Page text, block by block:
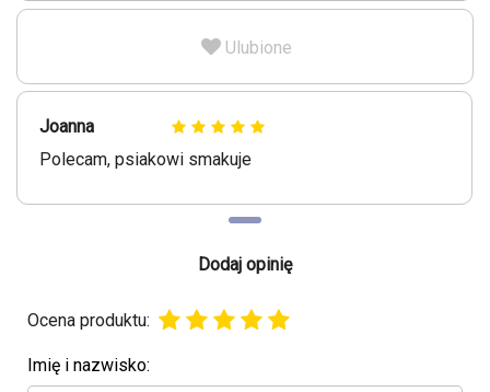
Ulubione
Joanna
Polecam, psiakowi smakuje
Dodaj opinię
Ocena produktu:
Imię i nazwisko: